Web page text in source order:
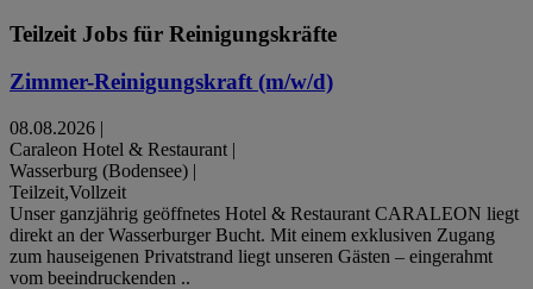
Teilzeit Jobs für Reinigungskräfte
Zimmer-Reinigungskraft (m/w/d)
08.08.2026 |
Caraleon Hotel & Restaurant |
Wasserburg (Bodensee) |
Teilzeit,Vollzeit
Unser ganzjährig geöffnetes Hotel & Restaurant CARALEON liegt
direkt an der Wasserburger Bucht. Mit einem exklusiven Zugang
zum hauseigenen Privatstrand liegt unseren Gästen – eingerahmt
vom beeindruckenden ..